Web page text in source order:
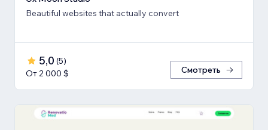
Beautiful websites that actually convert
5,0 (5)
От 2 000 $
Смотреть